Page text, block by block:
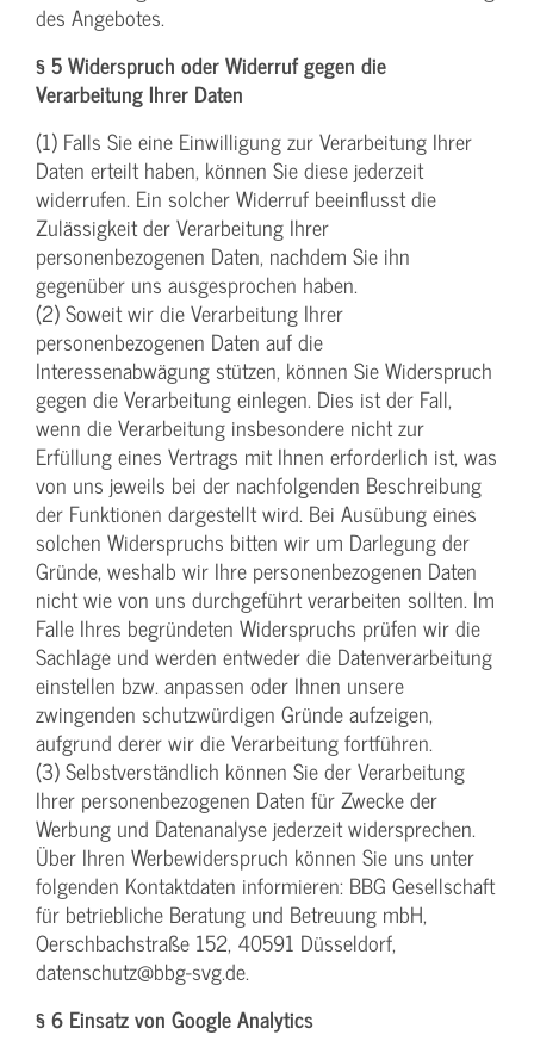
des Angebotes.
§ 5 Widerspruch oder Widerruf gegen die
Verarbeitung Ihrer Daten
(1) Falls Sie eine Einwilligung zur Verarbeitung Ihrer
Daten erteilt haben, können Sie diese jederzeit
widerrufen. Ein solcher Widerruf beeinflusst die
Zulässigkeit der Verarbeitung Ihrer
personenbezogenen Daten, nachdem Sie ihn
gegenüber uns ausgesprochen haben.
(2) Soweit wir die Verarbeitung Ihrer
personenbezogenen Daten auf die
Interessenabwägung stützen, können Sie Widerspruch
gegen die Verarbeitung einlegen. Dies ist der Fall,
wenn die Verarbeitung insbesondere nicht zur
Erfüllung eines Vertrags mit Ihnen erforderlich ist, was
von uns jeweils bei der nachfolgenden Beschreibung
der Funktionen dargestellt wird. Bei Ausübung eines
solchen Widerspruchs bitten wir um Darlegung der
Gründe, weshalb wir Ihre personenbezogenen Daten
nicht wie von uns durchgeführt verarbeiten sollten. Im
Falle Ihres begründeten Widerspruchs prüfen wir die
Sachlage und werden entweder die Datenverarbeitung
einstellen bzw. anpassen oder Ihnen unsere
zwingenden schutzwürdigen Gründe aufzeigen,
aufgrund derer wir die Verarbeitung fortführen.
(3) Selbstverständlich können Sie der Verarbeitung
Ihrer personenbezogenen Daten für Zwecke der
Werbung und Datenanalyse jederzeit widersprechen.
Über Ihren Werbewiderspruch können Sie uns unter
folgenden Kontaktdaten informieren: BBG Gesellschaft
für betriebliche Beratung und Betreuung mbH,
Oerschbachstraße 152, 40591 Düsseldorf,
datenschutz@bbg-svg.de.
§ 6 Einsatz von Google Analytics